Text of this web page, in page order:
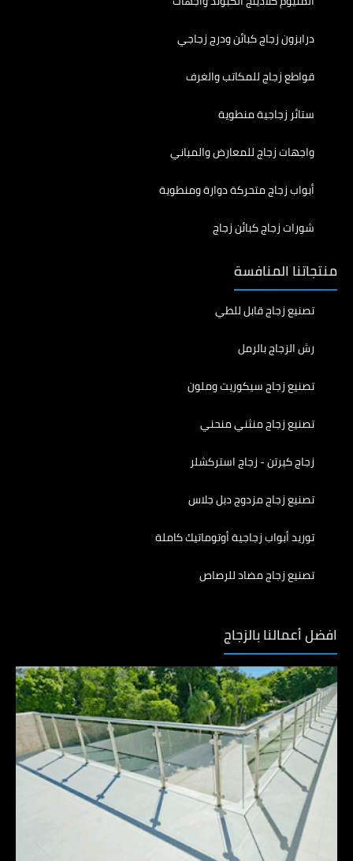
درابزون زجاج كبائن ودرج زجاجي
قواطع زجاج للمكاتب والغرف
ستائر زجاجية منطوية
واجهات زجاج للمعارض والمباني
أبواب زجاج متحركة دوارة ومنطوية
شورات زجاج كبائن زجاج
منتجاتنا المنافسة
تصنيع زجاج قابل للطي
رش الزجاج بالرمل
تصنيع زجاج سيكوريت وملون
تصنيع زجاج منثني منحني
زجاج كيرتن - زجاج استركشلر
تصنيع زجاج مزدوج دبل جلاس
توريد أبواب زجاجية أوتوماتيك كاملة
تصنيع زجاج مضاد للرصاص
افضل أعمالنا بالزجاج